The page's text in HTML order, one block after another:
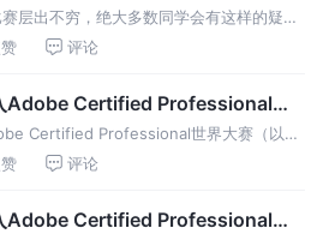
层出不穷，绝大多数同学会有这样的疑
么？“有效”比赛除了能帮助参赛者检验自
评论
Adobe Certified Professional世
Certified Professional世界大赛（以下
区正式拉开帷幕 青岛职业技术学院是一所
评论
Adobe Certified Professional世